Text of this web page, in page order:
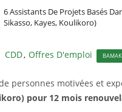
6 Assistants De Projets Basés
Sikasso, Kayes, Koulikoro)
CDD, Offres D'emploi
personnes motivées et
pour 12 mois